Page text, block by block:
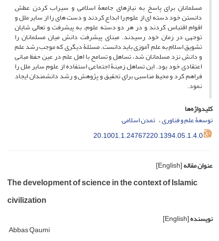
مسلمانان برای پاسخ به نیازهای جامعۀ اسلامی و سیراب کردن عطش
دانستن خود دسته ای از علوم را ابداع کردند و دست های را از سایر ملل و
اقوام اقتباس کردند و در هر دو دسته علوم، به پیشرفت و تعالی شایان
توجهی در زمان خود رسیدند. مبنای پیشرفت دانش میان مسلمانان را
تشویق اسلام به علم آموزی باید دانست. مسئلۀ دیگری که موجب رشد علم
و دانش نزد مسلمانان شد، تساهل و تسامح با اهل علم در عین حفظ مبانی
اعتقادی خود بود. این تساهل زمینۀ اجتماعی استفاده از علوم سایر ملل را
فراهم کرد و محیط مناسبی برای تحقیق و پژوهش و رشد دانشمندان ایجاد
نمود.
کلیدواژه‌ها
توسعۀ علم و فناوری تمدن اسلامی
20.1001.1.24767220.1394.05.1.4.0
عنوان مقاله[English]
The development of science in the context of Islamic
civilization
نویسنده[English]
Abbas Qaumi